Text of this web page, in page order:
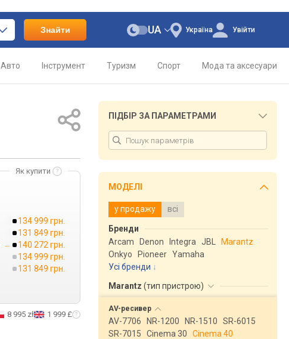
Знайти Україна
UA Увійти
Авто Інструмент Туризм Спорт Мода та аксесуари
Як купити
134 999 грн.
131 849 грн.
→ 140 272 грн.
134 999 грн.
131 849 грн.
8 995 zł 1 999 £
ПІДБІР ЗА ПАРАМЕТРАМИ
МОДЕЛІ
у продажу всі
Бренди
Arcam
Denon Integra JBL
Marantz
Onkyo
Pioneer Yamaha
Усі бренди
Marantz (тип пристрою)
AV-ресивер
AV-7706 NR-1200 NR-1510
SR-6015
SR-7015
Cinema 30
Cinema 40